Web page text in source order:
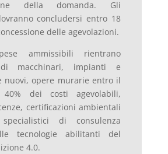
della domanda. Gli
concludersi entro 18
delle agevolazioni.
ammissibili rientrano
di macchinari, impianti e
nuovi, opere murarie entro il
dei costi agevolabili,
certificazioni ambientali
di consulenza
tecnologie abilitanti del
4.0.